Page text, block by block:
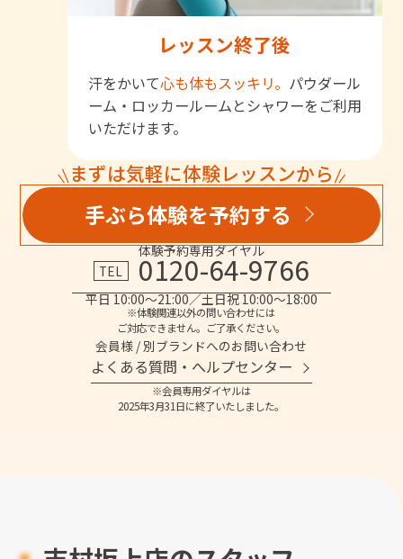
レッスン終了後
汗をかいて心も体もスッキリ。 パウダール
ーム・ロッカールームとシャワーをご利用
いただけます。
まずは気軽に体験レッスンから
手ぶら体験を予約する
体験予約専用ダイヤル
TEL
0120-64-9766
平日 10:00～21:00／土日祝 10:00～18:00
※体験関連以外の問い合わせには
ご対応できません。ご了承ください。
会員様 / 別ブランドへのお問い合わせ
よくある質問・へルプセンター
※会員専用ダイヤルは
2025年3月31日に終了いたしました。